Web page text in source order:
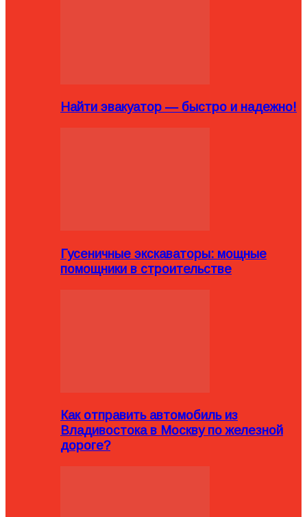
Найти эвакуатор — быстро и надежно!
Гусеничные экскаваторы: мощные
помощники в строительстве
Как отправить автомобиль из
Владивостока в Москву по железной
дороге?